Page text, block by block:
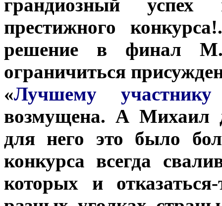
грандиозный
престижного
решение в финал
ограничиться
«Лучшему
возмущена. А Михаил
для него это было
конкурса всегда
которых и